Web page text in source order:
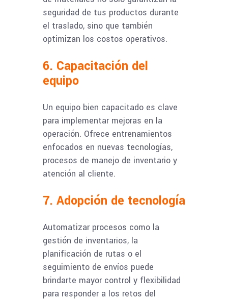
seguridad de tus productos durante
el traslado, sino que también
optimizan los costos operativos.
6. Capacitación del
equipo
Un equipo bien capacitado es clave
para implementar mejoras en la
operación. Ofrece entrenamientos
enfocados en nuevas tecnologías,
procesos de manejo de inventario y
atención al cliente.
7. Adopción de tecnología
Automatizar procesos como la
gestión de inventarios, la
planificación de rutas o el
seguimiento de envíos puede
brindarte mayor control y flexibilidad
para responder a los retos del